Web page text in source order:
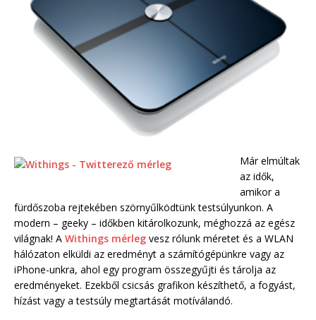
Már elmúltak
az idők,
amikor a
fürdőszoba rejtekében szörnyűlködtünk testsúlyunkon. A
modern – geeky – időkben kitárolkozunk, méghozzá az egész
világnak! A Withings mérleg vesz rólunk méretet és a WLAN
hálózaton elküldi az eredményt a számítógépünkre vagy az
iPhone-unkra, ahol egy program összegyűjti és tárolja az
eredményeket. Ezekből csicsás grafikon készíthető, a fogyást,
hízást vagy a testsúly megtartását motíválandó.